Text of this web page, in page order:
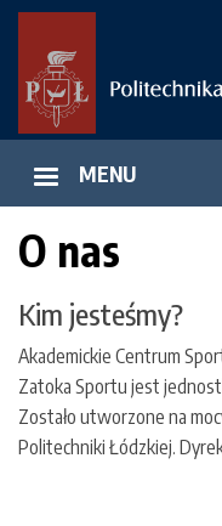
Przejdź
treści
MENU
O nas
Kim jesteśmy?
Akademickie Centrum
Zatoka Sportu jest
Zostało utworzone na
Politechniki Łódzkiej.